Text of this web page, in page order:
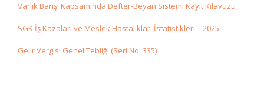
Varlık Barışı Kapsamında Defter-Beyan Sistemi Kayıt Kılavuzu
SGK İş Kazaları ve Meslek Hastalıkları İstatistikleri – 2025
Gelir Vergisi Genel Tebliği (Seri No: 335)